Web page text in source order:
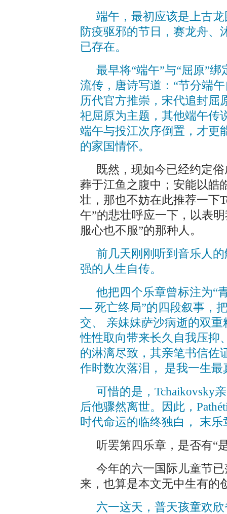
端午，最初应该是上古
防疫驱邪的节日，赛龙舟、
已存在。
最早将“端午”与“屈原”
流传，唐诗写道：“节分端
历代官方推崇，宋代追封屈
祀屈原为主题，其他端午传
端午与投江次序倒置，才更
的家国情怀。
既然，现如今已经约定
葬于江鱼之腹中；安能以皓
壮，那也不妨在此推荐一下
午”的悲壮呼应一下，以表
服心也不服”的那种人。
前几天刚刚听到音乐人的
强的人生自传。
他把四个乐章曾标注为
— 死亡终局”的四段叙事，
交、 亲妹妹萨沙病逝的双
性性取向带来长久自我压抑
的淋漓尽致，其亲笔书信佐
作时数次落泪， 是我一生最
可惜的是，Tchaikovsky
后他骤然离世。因此，
时代命运的临终独白， 末
听罢第四乐章，是否有“
今年的六一国际儿童节
来，也算是本文无中生有的
六一这天，普天孩童欢